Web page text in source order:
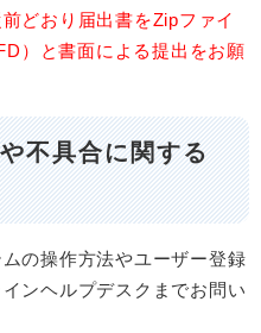
どおり届出書をZipファイ
）と書面による提出をお願
不具合に関する
の操作方法やユーザー登録
ンヘルプデスクまでお問い